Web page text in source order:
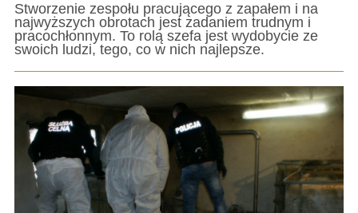
Stworzenie zespołu pracującego z zapałem i na
najwyższych obrotach jest zadaniem trudnym i
pracochłonnym. To rolą szefa jest wydobycie ze
swoich ludzi, tego, co w nich najlepsze.